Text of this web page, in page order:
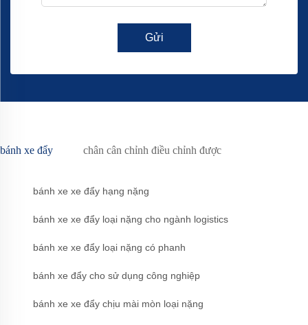
Gửi
bánh xe đẩy chân cân chỉnh điều chỉnh được
bánh xe xe đẩy hạng nặng
bánh xe xe đẩy loại nặng cho ngành logistics
bánh xe xe đẩy loại nặng có phanh
bánh xe đẩy cho sử dụng công nghiệp
bánh xe xe đẩy chịu mài mòn loại nặng